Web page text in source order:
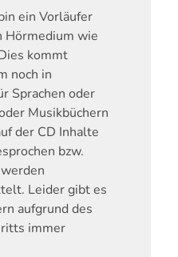
ein Vorläufer
Hörmedium wie
kommt
noch in
Sprachen oder
Musikbüchern
der CD Inhalte
bzw.
Leider gibt es
aufgrund des
immer